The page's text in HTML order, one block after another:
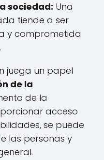
sociedad: Una
tiende a ser
y comprometida
juega un papel
de la
de la
acceso
se puede
las personas y